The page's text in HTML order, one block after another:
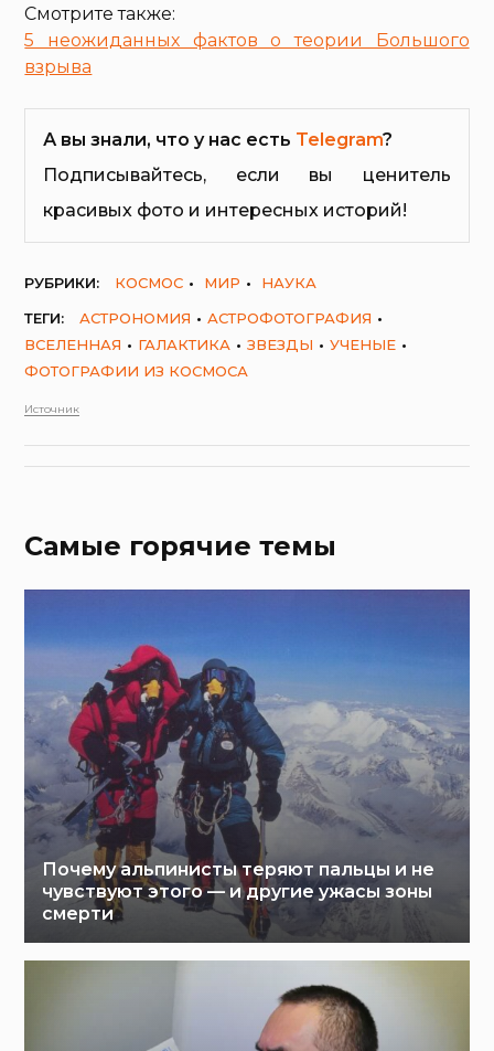
Смотрите также:
5 неожиданных фактов о теории Большого
взрыва
А вы знали, что у нас есть Telegram?
Подписывайтесь, если вы ценитель
красивых фото и интересных историй!
РУБРИКИ: КОСМОС МИР
НАУКА
ТЕГИ:
АСТРОНОМИЯ
АСТРОФОТОГРАФИЯ
ВСЕЛЕННАЯ
ГАЛАКТИКА ЗВЕЗДЫ
УЧЕНЫЕ
ФОТОГРАФИИ ИЗ КОСМОСА
Источник
Самые горячие темы
Почему альпинисты теряют пальцы и не
чувствуют этого — и другие ужасы зоны
смерти